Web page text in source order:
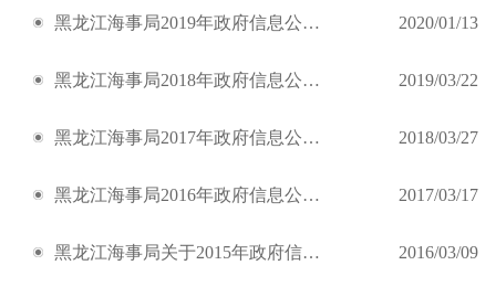
2020/01/13
黑龙江海事局2019年政府信息公开年度报告
2019/03/22
黑龙江海事局2018年政府信息公开年度报告
2018/03/27
黑龙江海事局2017年政府信息公开年度报告
2017/03/17
黑龙江海事局2016年政府信息公开年度报告
2016/03/09
黑龙江海事局关于2015年政府信息公开年度报告